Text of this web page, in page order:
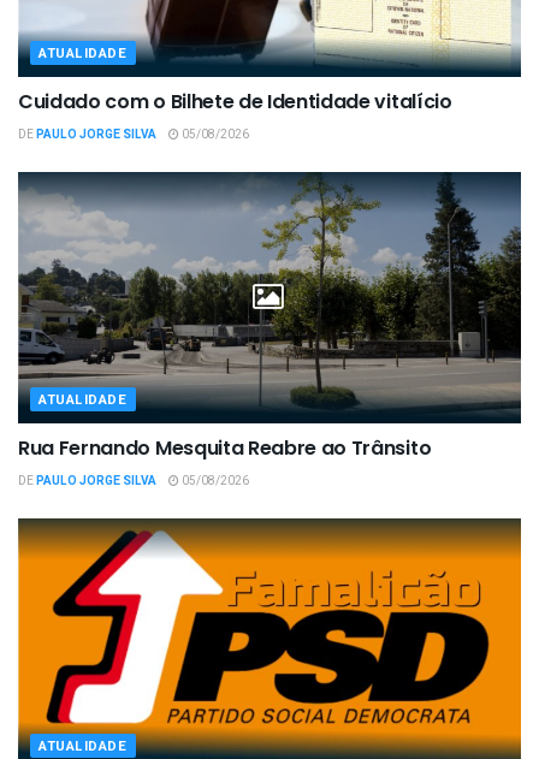
ATUALIDADE
Cuidado com o Bilhete de Identidade vitalício
DEPAULO JORGE SILVA 05/08/2026
ATUALIDADE
Rua Fernando Mesquita Reabre ao Trânsito
DEPAULO JORGE SILVA 05/08/2026
ATUALIDADE